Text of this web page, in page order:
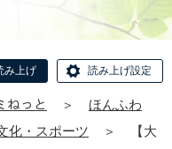
み上げ 読み上げ設定
ねっと ＞
ほんふわ
化・スポーツ ＞
【大